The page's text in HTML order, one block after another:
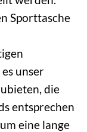
Sporttasche
unser
die
entsprechen
eine lange